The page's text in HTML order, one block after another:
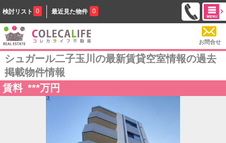
検討リスト 0 最近見た物件 0
お問合せ
シュガール二子玉川の最新賃貸空室情報の過去
掲載物件情報
賃料 ***万円